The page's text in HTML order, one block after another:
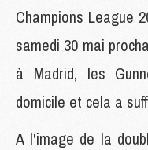
Champions League
samedi 30 mai
à Madrid, les
domicile et cela a
A l'image de la